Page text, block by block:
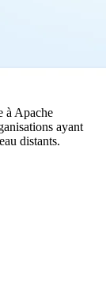
à Apache
ayant
distants.